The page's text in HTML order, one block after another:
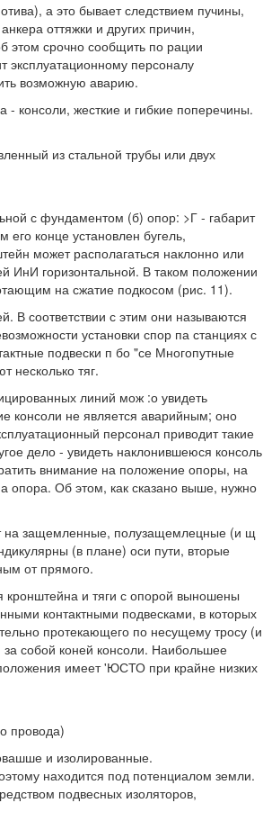
а это бывает следствием пучины,
оттяжки и других причин,
этом срочно сообщить по рации
эксплуатационному персоналу
возможную аварию.
консоли, жесткие и гибкие поперечины.
из стальной трубы или двух
с фундаментом (б) опор: >Г - габарит
конце установлен бугель,
может располагаться наклонно или
ИнИ горизонтальной. В таком положении
на сжатие подкосом (рис. 11).
В соответствии с этим они называются
установки спор па станциях с
подвески п бо "се Многопутные
несколько тяг.
линий мож :о увидеть
консоли не является аварийным; оно
персонал приводит такие
дело - увидеть наклонившеюся консоль
внимание на положение опоры, на
опора. Об этом, как сказано выше, нужно
на защемленные, полузащемлецные (и щ
(в плане) оси пути, вторые
от прямого.
кронштейна и тяги с опорой выношены
контактными подвесками, в которых
протекающего по несущему тросу (и
за собой коней консоли. Наибольшее
имеет 'ЮСТО при крайне низких
провода)
и изолированные.
находится под потенциалом земли.
подвесных изоляторов,